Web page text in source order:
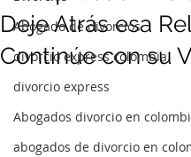
Abogado de divorcios
divorcio express colombia
divorcio express
Abogados divorcio en
abogados de divorcio en
Deje Atrás esa
Continúe con su